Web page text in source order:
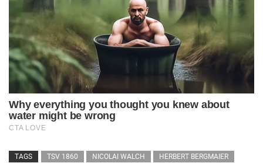
TAGS TSV 1860 NICOLAI WALCH HERBERT BERGMAIER